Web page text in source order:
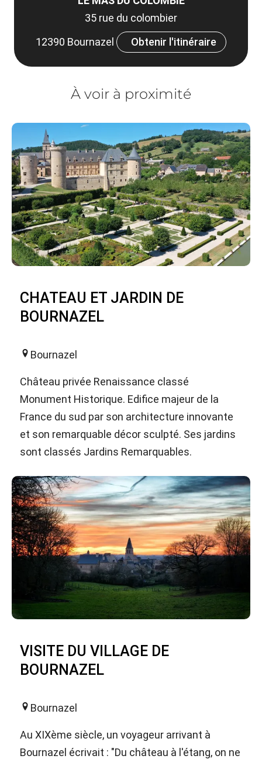
35 rue du colombier
12390 Bournazel
Obtenir l'itinéraire
À voir à proximité
CHATEAU ET JARDIN DE
BOURNAZEL
Bournazel
Château privée Renaissance classé
Monument Historique. Edifice majeur de la
France du sud par son architecture innovante
et son remarquable décor sculpté. Ses jardins
sont classés Jardins Remarquables.
VISITE DU VILLAGE DE
BOURNAZEL
Bournazel
Au XIXème siècle, un voyageur arrivant à
Bournazel écrivait : "Du château à l'étang, on ne